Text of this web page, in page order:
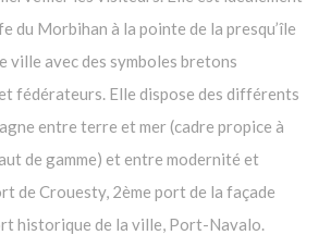
du Morbihan à la pointe de la presqu’île
ville avec des symboles bretons
fédérateurs. Elle dispose des différents
entre terre et mer (cadre propice à
de gamme) et entre modernité et
de Crouesty, 2ème port de la façade
historique de la ville, Port-Navalo.